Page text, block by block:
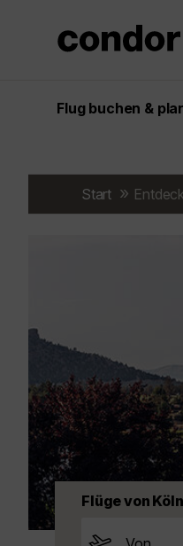
Flug buchen &
Start
Flüge von